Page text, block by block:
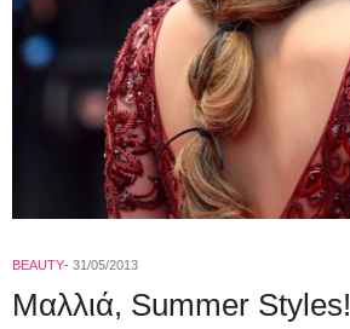
BEAUTY 31/05/2013
Μαλλιά, Summer Styles!